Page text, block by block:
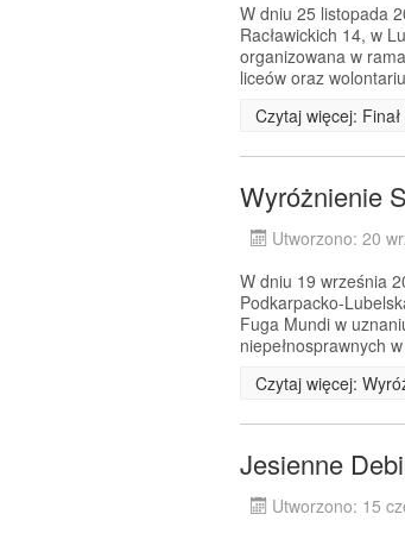
W dniu 25 listopada
Racławickich 14, w
organizowana w
liceów oraz
Czytaj więcej:
Wyróżnienie
Utworzono: 20
W dniu 19 września
Podkarpacko-
Fuga Mundi w
niepełnosprawnych
Czytaj więcej:
Jesienne
Utworzono: 15